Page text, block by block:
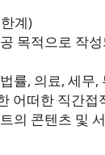
계)
목적으로 작
률, 의료, 세
어떠한 직간
의 콘텐츠 및